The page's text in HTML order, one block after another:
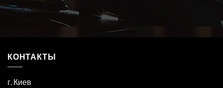
КОНТАКТЫ
г. Киев